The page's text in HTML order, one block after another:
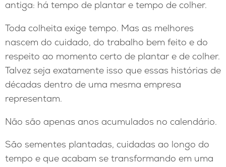
antiga: há tempo de plantar e tempo de colher.
Toda colheita exige tempo. Mas as melhores
nascem do cuidado, do trabalho bem feito e do
respeito ao momento certo de plantar e de colher.
Talvez seja exatamente isso que essas histórias de
décadas dentro de uma mesma empresa
representam.
Não são apenas anos acumulados no calendário.
São sementes plantadas, cuidadas ao longo do
tempo e que acabam se transformando em uma